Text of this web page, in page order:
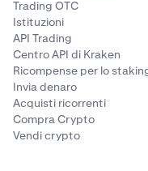
Trading OTC
Istituzioni
API Trading
Centro API di Kraken
Ricompense per lo
Invia denaro
Acquisti ricorrenti
Compra Crypto
Vendi crypto